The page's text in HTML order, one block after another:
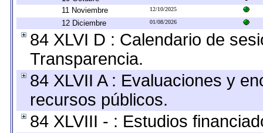
11 Noviembre 12/10/2025
12 Diciembre 01/08/2026
84 XLVI D : Calendario de
Transparencia.
84 XLVII A : Evaluaciones y
recursos públicos.
84 XLVIII - : Estudios